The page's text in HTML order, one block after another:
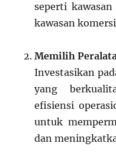
seperti
kawasan
Memilih
Investasikan
yang
efisiensi
untuk
dan